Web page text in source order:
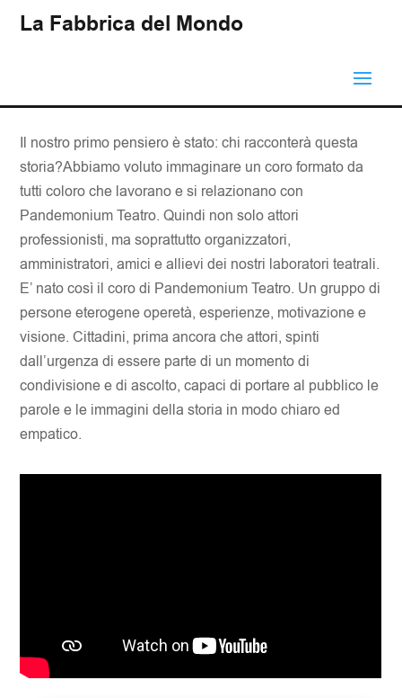
La Fabbrica del Mondo
Il nostro primo pensiero è stato: chi racconterà questa
storia?Abbiamo voluto immaginare un coro formato da
tutti coloro che lavorano e si relazionano con
Pandemonium Teatro. Quindi non solo attori
professionisti, ma soprattutto organizzatori,
amministratori, amici e allievi dei nostri laboratori teatrali.
E’ nato così il coro di Pandemonium Teatro. Un gruppo di
persone eterogene operetà, esperienze, motivazione e
visione. Cittadini, prima ancora che attori, spinti
dall’urgenza di essere parte di un momento di
condivisione e di ascolto, capaci di portare al pubblico le
parole e le immagini della storia in modo chiaro ed
empatico.